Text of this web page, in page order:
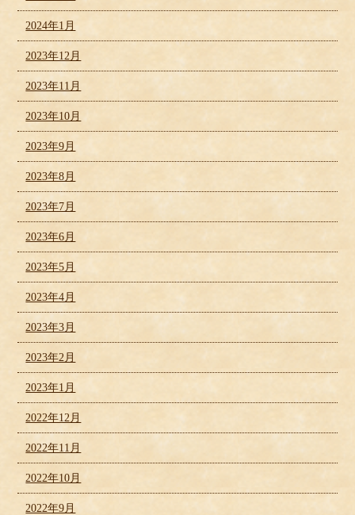
2024年1月
2023年12月
2023年11月
2023年10月
2023年9月
2023年8月
2023年7月
2023年6月
2023年5月
2023年4月
2023年3月
2023年2月
2023年1月
2022年12月
2022年11月
2022年10月
2022年9月